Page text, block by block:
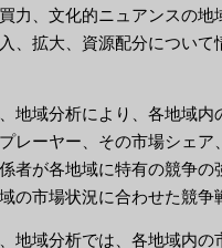
力、文化的ニュアンスの
、拡大、資源配分につい
地域分析により、各地域
レーヤー、その市場シェ
者が各地域に特有の競争
の市場状況に合わせた競争
地域分析では、各地域内